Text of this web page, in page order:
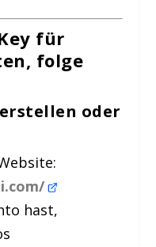
für
folge
oder
hast,